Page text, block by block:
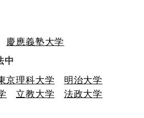
慶應義塾大学
中
京理科大学
明治大学
立教大学
法政大学